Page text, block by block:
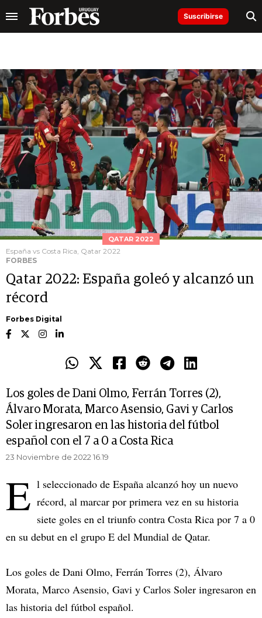
Suscribirse
QATAR 2022
España vs Costa Rica, Qatar 2022
FORBES
Qatar 2022: España goleó y alcanzó un
récord
Forbes Digital
Los goles de Dani Olmo, Ferrán Torres (2),
Álvaro Morata, Marco Asensio, Gavi y Carlos
Soler ingresaron en las historia del fútbol
español con el 7 a 0 a Costa Rica
23 Noviembre de 2022 16.19
E l seleccionado de España alcanzó hoy un nuevo
récord, al marcar por primera vez en su historia
siete goles en el triunfo contra Costa Rica por 7 a 0
en su debut en el grupo E del Mundial de Qatar.
Los goles de Dani Olmo, Ferrán Torres (2), Álvaro
Morata, Marco Asensio, Gavi y Carlos Soler ingresaron en
las historia del fútbol español.